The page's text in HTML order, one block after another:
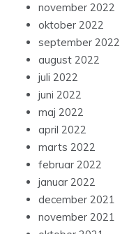
november 2022
oktober 2022
september 2022
august 2022
juli 2022
juni 2022
maj 2022
april 2022
marts 2022
februar 2022
januar 2022
december 2021
november 2021